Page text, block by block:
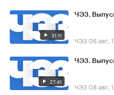
31:11
ЧЭЗ.
ЧЭЗ 08 авг,
27:41
ЧЭЗ.
ЧЭЗ 08 авг,